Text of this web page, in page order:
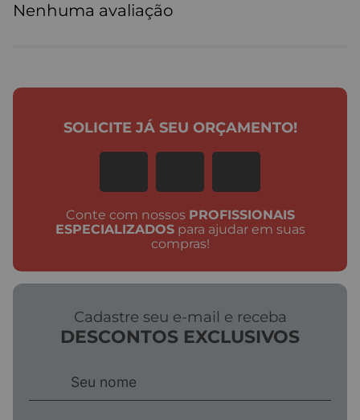
Nenhuma avaliação
Conte com nossos PROFISSIONAIS
ESPECIALIZADOSpara ajudar em suas
compras!
SOLICITE JÁ SEU ORÇAMENTO!
Cadastre seu e-mail e receba
DESCONTOS EXCLUSIVOS